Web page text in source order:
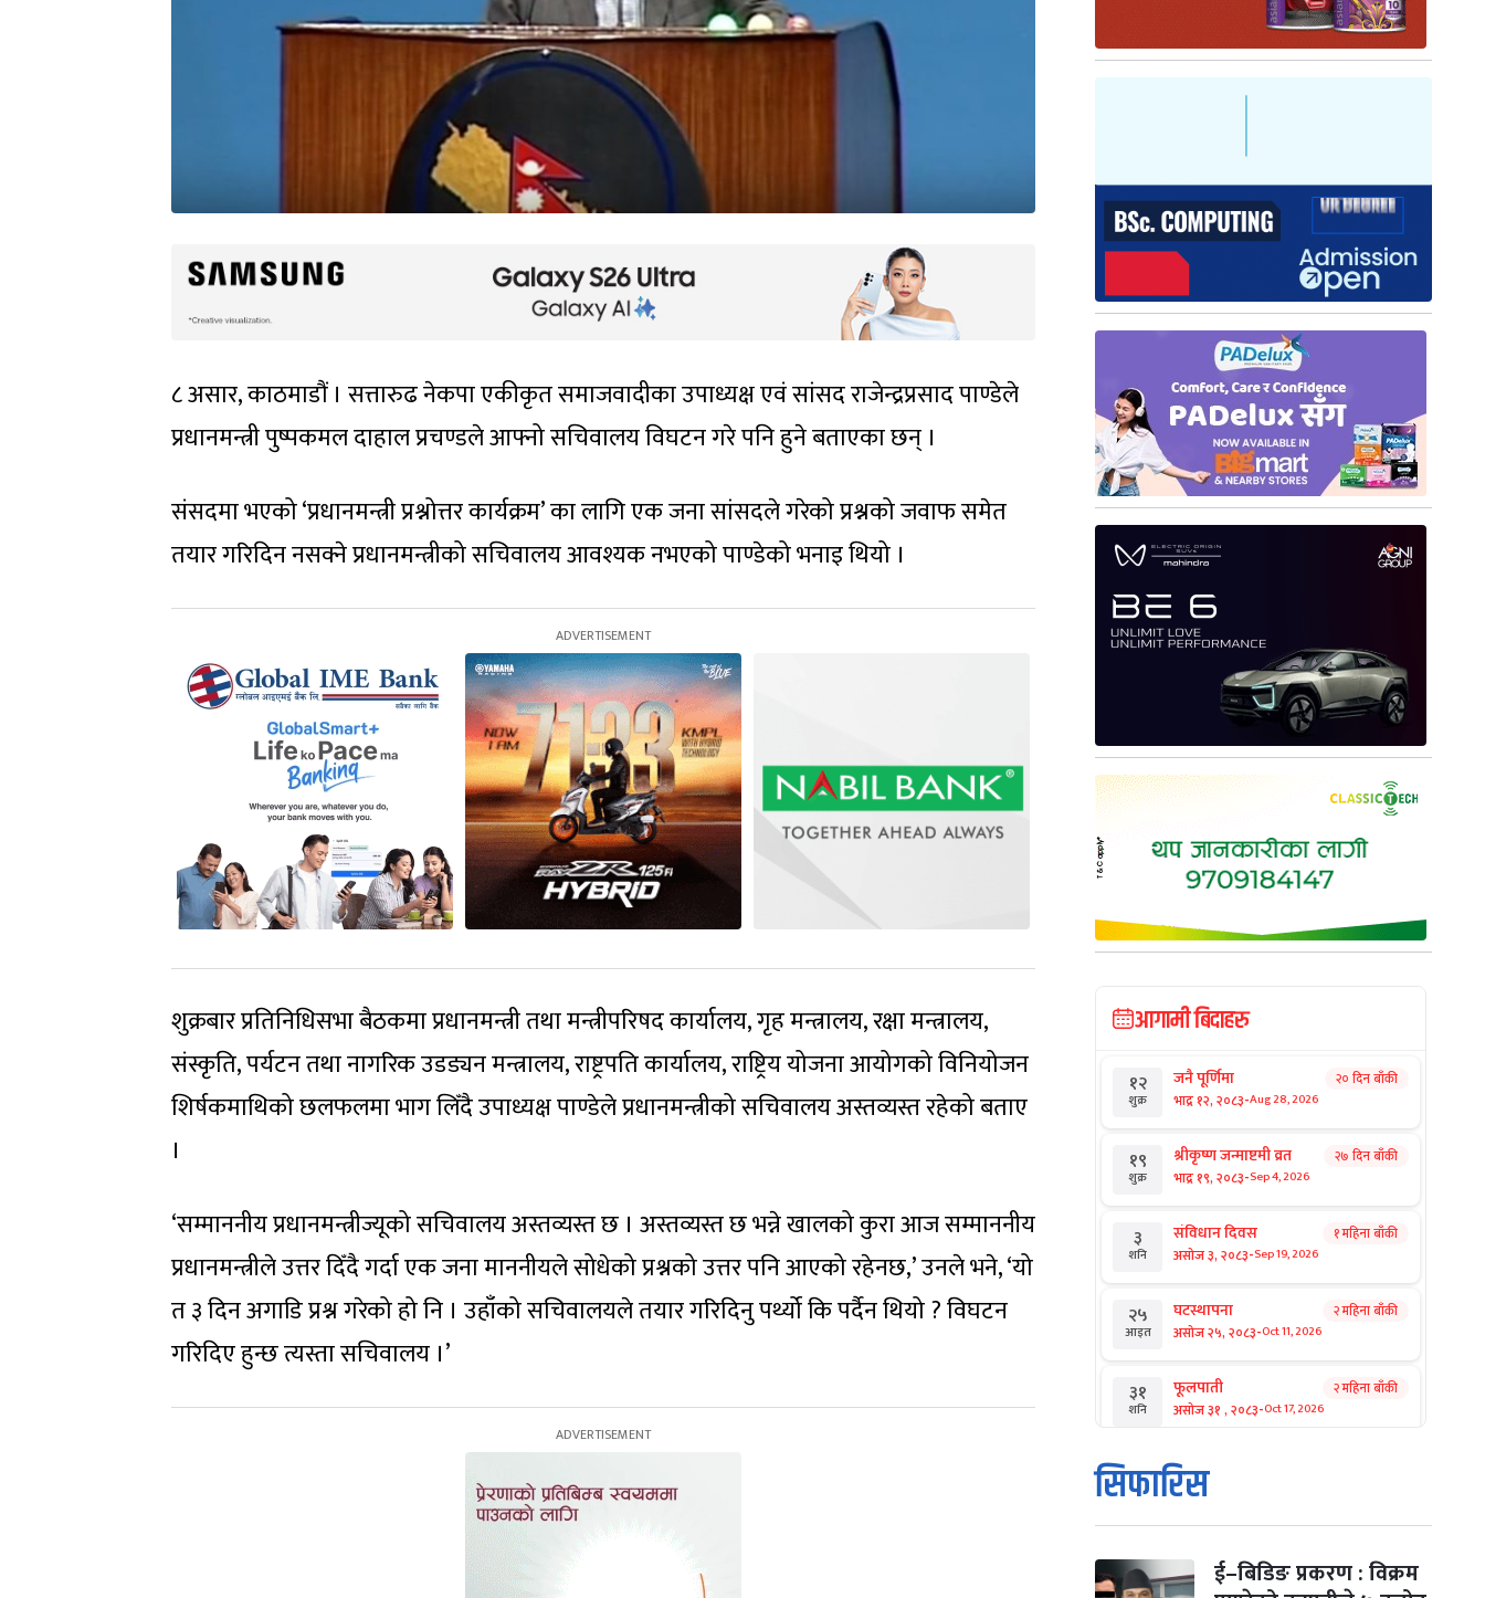
८ असार, काठमाडौं । सत्तारुढ नेकपा एकीकृत समाजवादीका उपाध्यक्ष एवं सांसद राजेन्द्रप्रसाद पाण्डेले
प्रधानमन्त्री पुष्पकमल दाहाल प्रचण्डले आफ्नो सचिवालय विघटन गरे पनि हुने बताएका छन् ।
संसदमा भएको ‘प्रधानमन्त्री प्रश्नोत्तर कार्यक्रम’ का लागि एक जना सांसदले गरेको प्रश्नको जवाफ समेत
तयार गरिदिन नसक्ने प्रधानमन्त्रीको सचिवालय आवश्यक नभएको पाण्डेको भनाइ थियो ।
शुक्रबार प्रतिनिधिसभा बैठकमा प्रधानमन्त्री तथा मन्त्रीपरिषद कार्यालय, गृह मन्त्रालय, रक्षा मन्त्रालय,
संस्कृति, पर्यटन तथा नागरिक उडड्यन मन्त्रालय, राष्ट्रपति कार्यालय, राष्ट्रिय योजना आयोगको विनियोजन
शिर्षकमाथिको छलफलमा भाग लिँदै उपाध्यक्ष पाण्डेले प्रधानमन्त्रीको सचिवालय अस्तव्यस्त रहेको बताए
।
‘सम्माननीय प्रधानमन्त्रीज्यूको सचिवालय अस्तव्यस्त छ । अस्तव्यस्त छ भन्ने खालको कुरा आज सम्माननीय
प्रधानमन्त्रीले उत्तर दिँदै गर्दा एक जना माननीयले सोधेको प्रश्नको उत्तर पनि आएको रहेनछ,’ उनले भने, ‘यो
त ३ दिन अगाडि प्रश्न गरेको हो नि । उहाँको सचिवालयले तयार गरिदिनु पर्थ्यो कि पर्दैन थियो ? विघटन
गरिदिए हुन्छ त्यस्ता सचिवालय ।’
आगामी बिदाहरु
१२
शुक्र
जनै पूर्णिमा
भाद्र १२, २०८३-Aug 28, 2026
२० दिन बाँकी
१९
शुक्र
श्रीकृष्ण जन्माष्टमी व्रत
भाद्र १९, २०८३-Sep 4, 2026
२७ दिन बाँकी
३
शनि
संविधान दिवस
असोज ३, २०८३-Sep 19, 2026
१ महिना बाँकी
२५
आइत
घटस्थापना
असोज २५, २०८३-Oct 11, 2026
२ महिना बाँकी
३१
शनि
फूलपाती
असोज ३१ , २०८३-Oct 17, 2026
२ महिना बाँकी
१
आइत
कार्तिक सङ्क्रान्ति
कार्तिक १, २०८३
मंगल कार्तिक ३, २०८३-Oct 20, 2026
सिफारिस
ई–बिडिङ प्रकरण : विक्रम